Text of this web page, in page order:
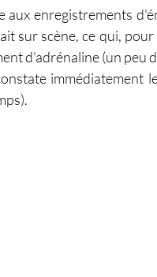
aux enregistrements
sur scène, ce qui,
d'adrénaline (un peu
immédiatement